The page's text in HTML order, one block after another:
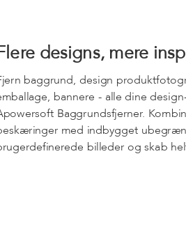
Flere designs, mere
baggrund, design
bannere - alle dine
Baggrundsfjerner.
med indbygget
billeder og skab